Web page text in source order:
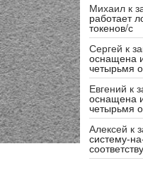
Михаил к
работает
токенов/с
Сергей к
оснащена
четырьмя
Евгений к
оснащена
четырьмя
Алексей к
систему-